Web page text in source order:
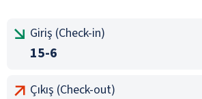
Giriş (Check-in)
15-6
Çıkış (Check-out)